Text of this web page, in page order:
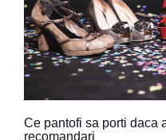
Ce pantofi sa porti daca
recomandari